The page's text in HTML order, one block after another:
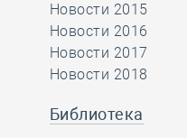
Новости 2015
Новости 2016
Новости 2017
Новости 2018
Библиотека